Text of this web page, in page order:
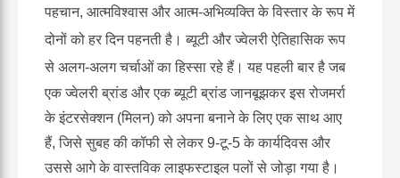
पहचान, आत्मविश्वास और आत्म-अभिव्यक्ति के विस्तार के रूप में
दोनों को हर दिन पहनती है। ब्यूटी और ज्वेलरी ऐतिहासिक रूप
से अलग-अलग चर्चाओं का हिस्सा रहे हैं। यह पहली बार है जब
एक ज्वेलरी ब्रांड और एक ब्यूटी ब्रांड जानबूझकर इस रोजमर्रा
के इंटरसेक्शन (मिलन) को अपना बनाने के लिए एक साथ आए
हैं, जिसे सुबह की कॉफी से लेकर 9-टू-5 के कार्यदिवस और
उससे आगे के वास्तविक लाइफस्टाइल पलों से जोड़ा गया है।